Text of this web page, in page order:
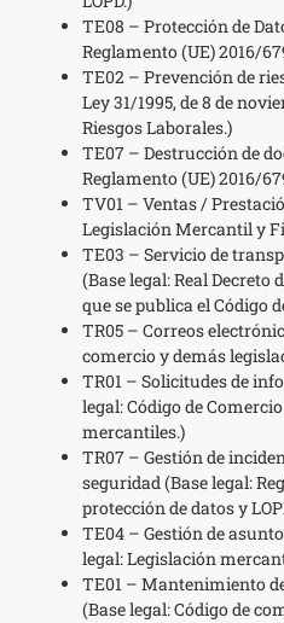
TE08 – Protección de
Reglamento (UE) 2016/
TE02 – Prevención de
Ley 31/1995, de 8 de
Riesgos Laborales.)
TE07 – Destrucción de
Reglamento (UE) 2016/
TV01 – Ventas /
Legislación Mercantil y
TE03 – Servicio de
(Base legal: Real Decreto
que se publica el Código
TR05 – Correos
comercio y demás
TR01 – Solicitudes de
legal: Código de
mercantiles.)
TR07 – Gestión de
seguridad (Base legal:
protección de datos y
TE04 – Gestión de
legal: Legislación
TE01 – Mantenimiento
(Base legal: Código de